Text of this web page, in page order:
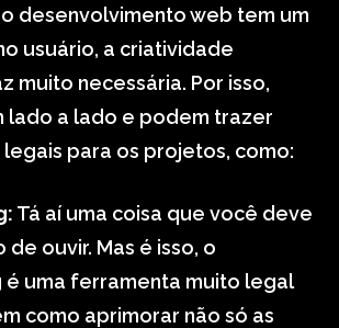
desenvolvimento web tem um
usuário, a criatividade
muito necessária. Por isso,
lado a lado e podem trazer
legais para os projetos, como:
Tá aí uma coisa que você deve
de ouvir. Mas é isso, o
é uma ferramenta muito legal
como aprimorar não só as